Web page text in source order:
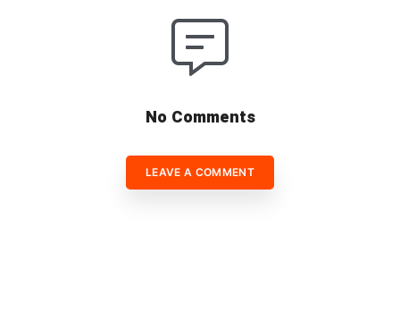
No Comments
LEAVE A COMMENT